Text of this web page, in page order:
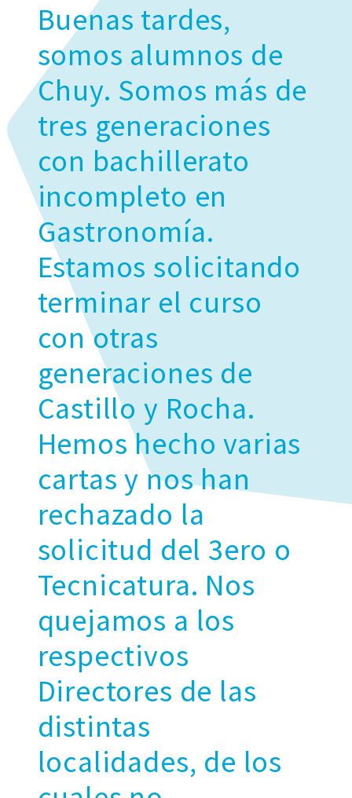
Buenas tardes,
somos alumnos de
Chuy. Somos más de
tres generaciones
con bachillerato
incompleto en
Gastronomía.
Estamos solicitando
terminar el curso
con otras
generaciones de
Castillo y Rocha.
Hemos hecho varias
cartas y nos han
rechazado la
solicitud del 3ero o
Tecnicatura. Nos
quejamos a los
respectivos
Directores de las
distintas
localidades, de los